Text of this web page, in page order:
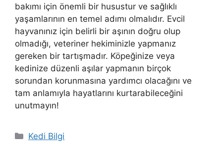
bakımı için önemli bir husustur ve sağlıklı
yaşamlarının en temel adımı olmalıdır. Evcil
hayvanınız için belirli bir aşının doğru olup
olmadığı, veteriner hekiminizle yapmanız
gereken bir tartışmadır. Köpeğinize veya
kedinize düzenli aşılar yapmanın birçok
sorundan korunmasına yardımcı olacağını ve
tam anlamıyla hayatlarını kurtarabileceğini
unutmayın!
Kategoriler
Kedi Bilgi